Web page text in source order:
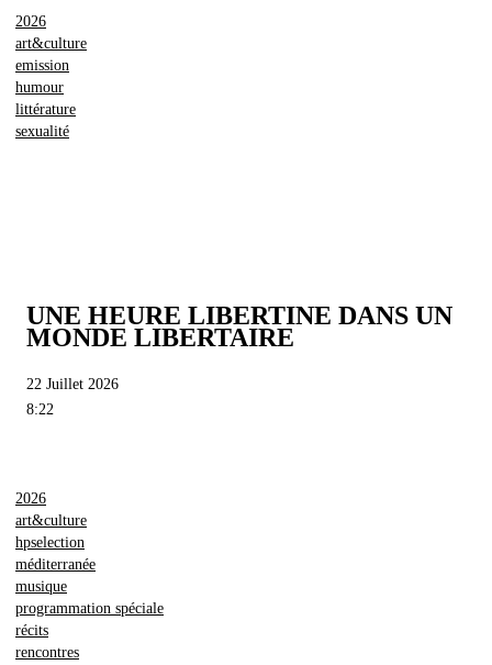
2026
art&culture
emission
humour
littérature
sexualité
UNE HEURE LIBERTINE DANS UN
MONDE LIBERTAIRE
22 Juillet 2026
8:22
2026
art&culture
hpselection
méditerranée
musique
programmation spéciale
récits
rencontres